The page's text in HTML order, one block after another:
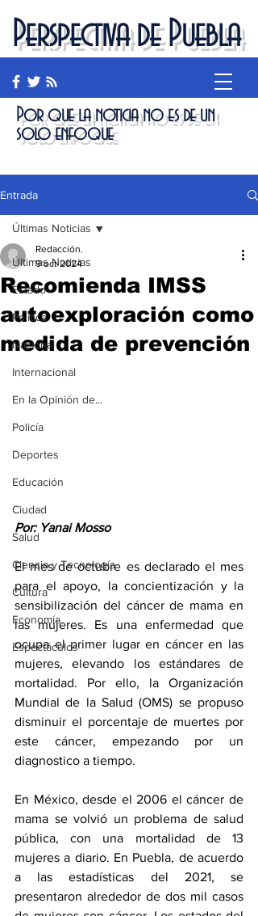
Perspectiva de Puebla
Por que la noticia no es de un
solo enfoque
Entrada
Últimas Noticias
Estado
Política
Nacional
Internacional
En la Opinión de...
Policía
Deportes
Educación
Ciudad
Salud
Ciencia y Tecnología
Cultura
Economía
Espectáculos
Últimas Noticias
Recomienda IMSS
autoexploración como
medida de prevención
Redacción.
9 oct 2024
Por: Yanai Mosso
El mes de octubre es declarado el mes
para el apoyo, la concientización y la
sensibilización del cáncer de mama en
las mujeres. Es una enfermedad que
ocupa el primer lugar en cáncer en las
mujeres, elevando los estándares de
mortalidad. Por ello, la Organización
Mundial de la Salud (OMS) se propuso
disminuir el porcentaje de muertes por
este cáncer, empezando por un
diagnostico a tiempo.
En México, desde el 2006 el cáncer de
mama se volvió un problema de salud
pública, con una mortalidad de 13
mujeres a diario. En Puebla, de acuerdo
a las estadísticas del 2021, se
presentaron alrededor de dos mil casos